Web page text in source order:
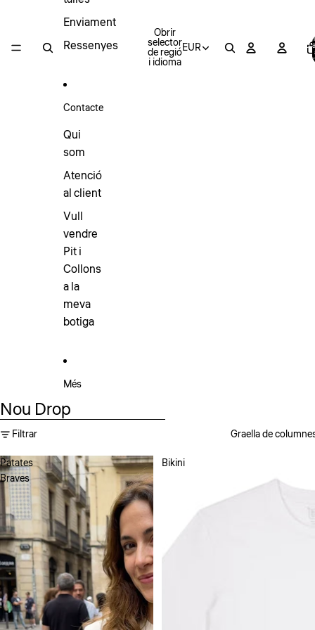
Enviament
Ressenyes
Contacte
Qui
som
Atenció
al client
Vull
vendre
Pit i
Collons
a la
meva
botiga
Més
Obrir
selector
de regió
i idioma
EUR
Nou Drop
Anar directament a la llista de resultats
Filtrar
Graella de
Patates
Braves
Bikini